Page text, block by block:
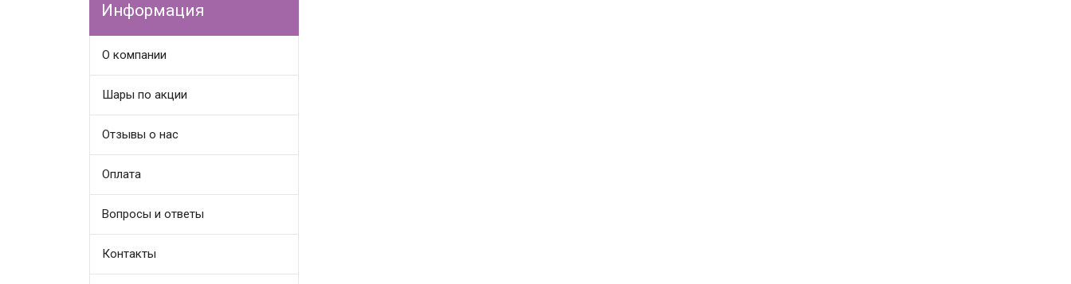
Информация
О компании
Шары по акции
Отзывы о нас
Оплата
Вопросы и ответы
Контакты